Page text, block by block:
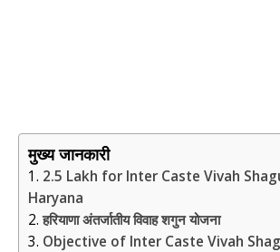
मुख्य जानकारी
2.5 Lakh for Inter Caste Vivah
Haryana
हरियाणा अंतर्जातीय विवाह शगुन योजना
Objective of Inter Caste Vivah